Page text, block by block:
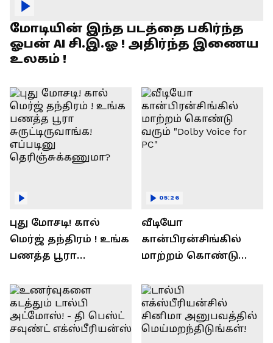
மோடியின் இந்த படத்தை பகிர்ந்த
ஓபன் AI சி.இ.ஓ ! அதிர்ந்த இணைய
உலகம் !
புது மோசடி! கால்
மெர்ஜ் தந்திரம் ! உங்க
பணத்த பூரா
எப்படினு
தெரிஞ்சுக்கணுமா?
வீடியோ
கான்பிரன்சிங்கில்
மாற்றம் கொண்டு
PC"
05:26